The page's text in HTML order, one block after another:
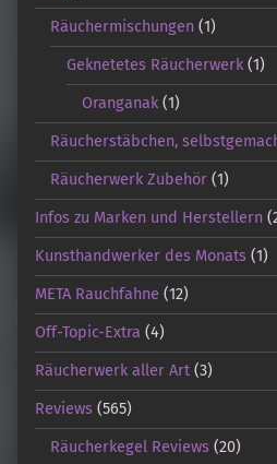
Räuchermischungen (1)
Geknetetes Räucherwerk(1)
Oranganak (1)
Räucherstäbchen,
Räucherwerk Zubehör (1)
Infos zu Marken und Herstellern
Kunsthandwerker des Monats (1)
META Rauchfahne (12)
Off-Topic-Extra (4)
Räucherwerk aller Art (3)
Reviews (565)
Räucherkegel Reviews (20)